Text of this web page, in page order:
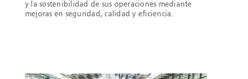
y la sostenibilidad de sus operaciones mediante
mejoras en seguridad, calidad y eficiencia.